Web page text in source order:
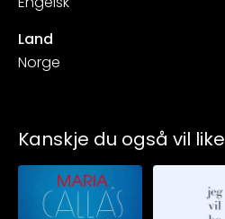
Land
Norge
Kanskje du også vil like